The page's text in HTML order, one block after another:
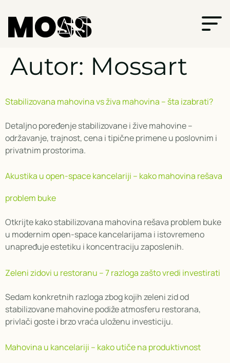
Autor: Mossart
Stabilizovana mahovina vs živa mahovina – šta izabrati?
Detaljno poređenje stabilizovane i žive mahovine –
održavanje, trajnost, cena i tipične primene u poslovnim i
privatnim prostorima.
Akustika u open-space kancelariji – kako mahovina rešava
problem buke
Otkrijte kako stabilizovana mahovina rešava problem buke
u modernim open-space kancelarijama i istovremeno
unapređuje estetiku i koncentraciju zaposlenih.
Zeleni zidovi u restoranu – 7 razloga zašto vredi investirati
Sedam konkretnih razloga zbog kojih zeleni zid od
stabilizovane mahovine podiže atmosferu restorana,
privlači goste i brzo vraća uloženu investiciju.
Mahovina u kancelariji – kako utiče na produktivnost